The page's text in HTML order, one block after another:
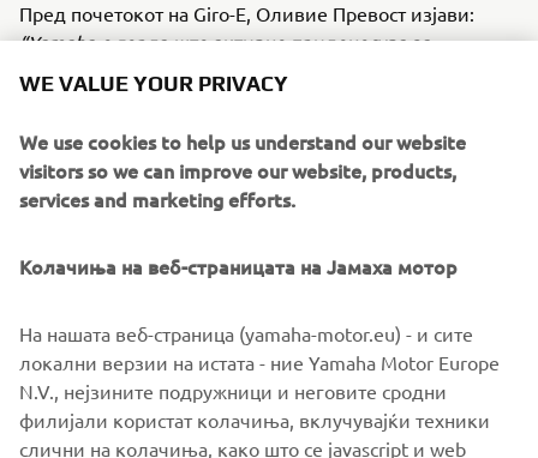
Пред почетокот на Giro-E, Оливие Превост изјави:
“Yamaha е горда што активно придонесува за
создавање на јавна свест за Giro-E и што претставува.
го претстави првиот систем за помош при возење
велосипед. Како пионери во индустријата за
електрични велосипеди, за нас е чест да бидеме
единствениот тим на Giro-E кој се натпреварува со
технологија. Тоа ќе биде совршен начин за
доживее Kando* на Wabash RT. Возбуден сум што сум
дел од овој тим на Yamaha!”
*Јапонскиот збор Kando е израз на длабоко
задоволство и возбудување при средба со нешто од
WE VALUE YOUR PRIVACY
We use cookies to help us understand our website
visitors so we can improve our website, products,
services and marketing efforts.
Колачиња на веб-страницата на Јамаха мотор
На нашата веб-страница (yamaha-motor.eu) - и сите
локални верзии на истата - ние Yamaha Motor Europe
N.V., нејзините подружници и неговите сродни
филијали користат колачиња, вклучувајќи техники
слични на колачиња, како што се javascript и web